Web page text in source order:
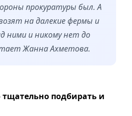
прокуратуры был. А
на далекие фермы и
ними и никому нет до
Жанна Ахметова.
подбирать и